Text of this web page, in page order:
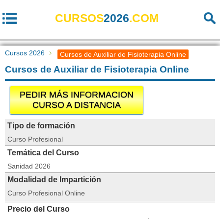
CURSOS2026.COM
Cursos 2026 Cursos de Auxiliar de Fisioterapia Online
Cursos de Auxiliar de Fisioterapia Online
PEDIR MÁS INFORMACION
CURSO A DISTANCIA
Tipo de formación
Curso Profesional
Temática del Curso
Sanidad 2026
Modalidad de Impartición
Curso Profesional Online
Precio del Curso